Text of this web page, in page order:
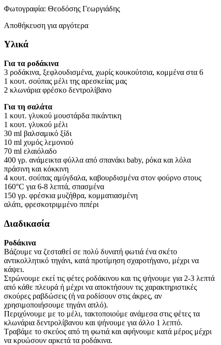
Φωτογραφία: Θεοδόσης Γεωργιάδης
Αποθήκευση για αργότερα
Υλικά
Για τα ροδάκινα
3 ροδάκινα, ξεφλουδισμένα, χωρίς κουκούτσια, κομμένα στα 6
1 κουτ. σούπας μέλι της αρεσκείας μας
2 κλωνάρια φρέσκο δεντρολίβανο
Για τη σαλάτα
1 κουτ. γλυκού μουστάρδα πικάντικη
1 κουτ. γλυκού μέλι
30 ml βαλσαμικό ξίδι
10 ml χυμός λεμονιού
70 ml ελαιόλαδο
400 γρ. ανάμεικτα φύλλα από σπανάκι baby, ρόκα και λόλα
πράσινη και κόκκινη
4 κουτ. σούπας αμύγδαλα, καβουρδισμένα στον φούρνο στους
160°C για 6-8 λεπτά, σπασμένα
150 γρ. φρέσκια μυζήθρα, κομματιασμένη
αλάτι, φρεσκοτριμμένο πιπέρι
Διαδικασία
Ροδάκινα
Βάζουμε να ζεσταθεί σε πολύ δυνατή φωτιά ένα σκέτο
αντικολλητικό τηγάνι, κατά προτίμηση σχαροτήγανο, μέχρι να
κάψει.
Στρώνουμε εκεί τις φέτες ροδάκινου και τις ψήνουμε για 2-3 λεπτά
από κάθε πλευρά ή μέχρι να αποκτήσουν τις χαρακτηριστικές
σκούρες ραβδώσεις (ή να ροδίσουν στις άκρες, αν
χρησιμοποιήσουμε τηγάνι απλό).
Περιχύνουμε με το μέλι, τακτοποιούμε ανάμεσα στις φέτες τα
κλωνάρια δεντρολίβανου και ψήνουμε για άλλο 1 λεπτό.
Τραβάμε το σκεύος από τη φωτιά και αφήνουμε κατά μέρος μέχρι
να κρυώσουν αρκετά τα ροδάκινα.